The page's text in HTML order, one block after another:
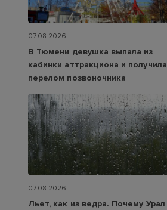
07.08.2026
В Тюмени девушка выпала из
кабинки аттракциона и получила
перелом позвоночника
07.08.2026
Льет, как из ведра. Почему Урал